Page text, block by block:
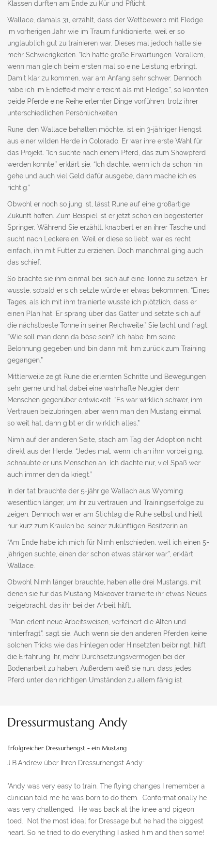
Klassen durften am Ende zu Kür und Pflicht.
Wallace, damals 31, erzählt, dass der Wettbewerb mit Fledge
im vorherigen Jahr wie im Traum funktionierte, weil er so
unglaublich gut zu trainieren war. Dieses mal jedoch hatte sie
mehr Schwierigkeiten. “Ich hatte große Erwartungen. Vorallem,
wenn man gleich beim ersten mal so eine Leistung erbringt.
Damit klar zu kommen, war am Anfang sehr schwer. Dennoch
habe ich im Endeffekt mehr erreicht als mit Fledge.”, so konnten
beide Pferde eine Reihe erlernter Dinge vorführen, trotz ihrer
unterschiedlichen Persönlichkeiten.
Rune, den Wallace behalten möchte, ist ein 3-jähriger Hengst
aus einer wilden Herde in Colorado. Er war ihre erste Wahl für
das Projekt. “Ich suchte nach einem Pferd, das zum Showpferd
werden konnte,” erklärt sie. “Ich dachte, wenn ich da schon hin
gehe und auch viel Geld dafür ausgebe, dann mache ich es
richtig.”
Obwohl er noch so jung ist, lässt Rune auf eine großartige
Zukunft hoffen. Zum Beispiel ist er jetzt schon ein begeisterter
Springer. Während Sie erzählt, knabbert er an ihrer Tasche und
sucht nach Leckereien. Weil er diese so liebt, war es recht
einfach, ihn mit Futter zu erziehen. Doch manchmal ging auch
das schief:
So brachte sie ihm einmal bei, sich auf eine Tonne zu setzen. Er
wusste, sobald er sich setzte würde er etwas bekommen. “Eines
Tages, als ich mit ihm trainierte wusste ich plötzlich, dass er
einen Plan hat. Er sprang über das Gatter und setzte sich auf
die nächstbeste Tonne in seiner Reichweite.” Sie lacht und fragt:
“Wie soll man denn da böse sein? Ich habe ihm seine
Belohnung gegeben und bin dann mit ihm zurück zum Training
gegangen.”
Mittlerweile zeigt Rune die erlernten Schritte und Bewegungen
sehr gerne und hat dabei eine wahrhafte Neugier dem
Menschen gegenüber entwickelt. “Es war wirklich schwer, ihm
Vertrauen beizubringen, aber wenn man den Mustang einmal
so weit hat, dann gibt er dir wirklich alles.”
Nimh auf der anderen Seite, stach am Tag der Adoption nicht
direkt aus der Herde. “Jedes mal, wenn ich an ihm vorbei ging,
schnaubte er uns Menschen an. Ich dachte nur, viel Spaß wer
auch immer den da kriegt.”
In der tat brauchte der 5-jährige Wallach aus Wyoming
wesentlich länger, um ihr zu vertrauen und Trainingserfolge zu
zeigen. Dennoch war er am Stichtag die Ruhe selbst und hielt
nur kurz zum Kraulen bei seiner zukünftigen Besitzerin an.
“Am Ende habe ich mich für Nimh entschieden, weil ich einen 5-
jährigen suchte, einen der schon etwas stärker war.”, erklärt
Wallace.
Obwohl Nimh länger brauchte, haben alle drei Mustangs, mit
denen sie für das Mustang Makeover trainierte ihr etwas Neues
beigebracht, das ihr bei der Arbeit hilft.
“Man erlent neue Arbeitsweisen, verfeinert die Alten und
hinterfragt”, sagt sie. Auch wenn sie den anderen Pferden keine
solchen Tricks wie das Hinlegen oder Hinsetzten beibringt, hilft
die Erfahrung ihr, mehr Durchsetzungsvermögen bei der
Bodenarbeit zu haben. Außerdem weiß sie nun, dass jedes
Pferd unter den richtigen Umständen zu allem fähig ist.
Dressurmustang Andy
Erfolgreicher Dressurhengst - ein Mustang
J.B.Andrew über Ihren Dressurhengst Andy:
"Andy was very easy to train. The flying changes I remember a
clinician told me he was born to do them. Conformationally he
was very challenged. He was back at the knee and pigeon
toed. Not the most ideal for Dressage but he had the biggest
heart. So he tried to do everything I asked him and then some!